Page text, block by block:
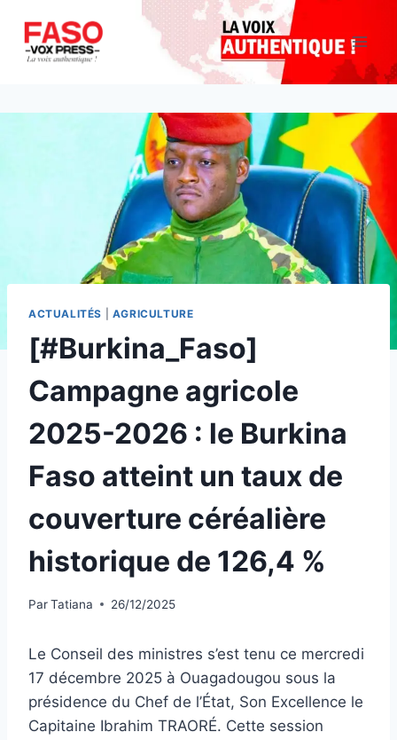
contenu
ACTUALITÉS AGRICULTURE
[#Burkina_Faso]
Campagne agricole
2025-2026 : le Burkina
Faso atteint un taux de
couverture céréalière
historique de 126,4 %
ParTatiana 26/12/2025
Le Conseil des ministres s’est tenu ce mercredi
17 décembre 2025 à Ouagadougou sous la
présidence du Chef de l’État, Son Excellence le
Capitaine Ibrahim TRAORÉ. Cette session